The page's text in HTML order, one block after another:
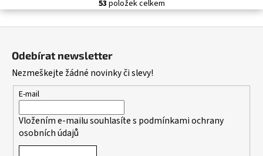
O
a
c
r
53 položek celkem
Odebírat newsletter
Nezmeškejte žádné novinky či slevy!
E-mail
Vložením e-mailu souhlasíte s podmínkami ochrany
osobních údajů